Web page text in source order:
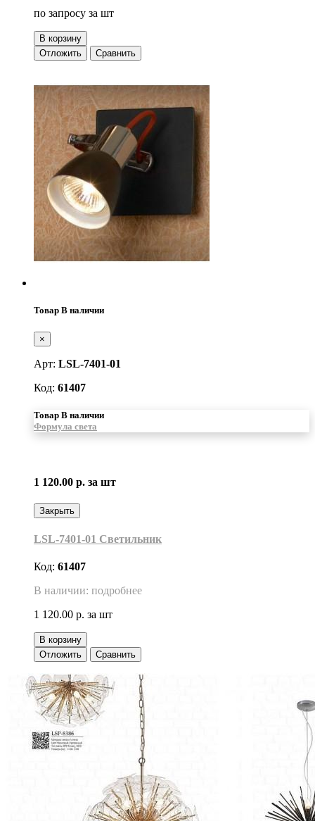
по запросу за шт
В корзину
Отложить
Сравнить
Товар В наличии
×
Арт: LSL-7401-01
Код: 61407
Товар В наличии
Формула света
1 120.00 р. за шт
Закрыть
LSL-7401-01 Светильник
Код: 61407
В наличии: подробнее
1 120.00 р. за шт
В корзину
Отложить
Сравнить